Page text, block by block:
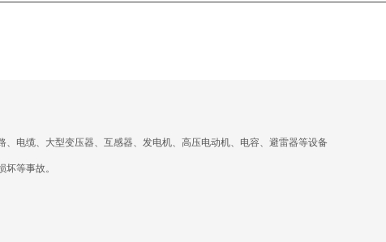
、电缆、大型变压器、互感器、发电机、高压电动机、电容、避雷器等设备
等事故。